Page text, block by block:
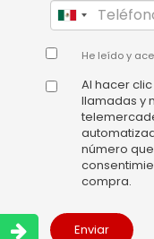
He leído y
Al hacer
llamadas y
número
compra.
Enviar